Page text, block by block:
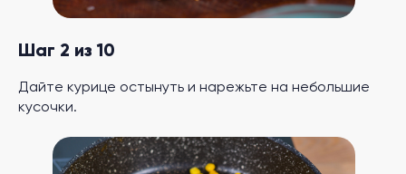
Шаг 2 из 10
Дайте курице остынуть и нарежьте на небольшие
кусочки.